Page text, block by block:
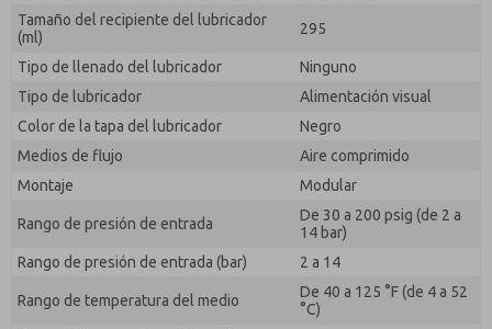
Tamaño del recipiente del lubricador
(ml)
295
Tipo de llenado del lubricador
Ninguno
Tipo de lubricador
Alimentación visual
Color de la tapa del lubricador
Negro
Medios de flujo
Aire comprimido
Montaje
Modular
Rango de presión de entrada
De 30 a 200 psig (de 2 a
14 bar)
Rango de presión de entrada (bar)
2 a 14
Rango de temperatura del medio
De 40 a 125 °F (de 4 a 52
°C)